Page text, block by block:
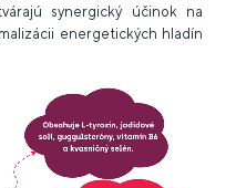
synergický účinok na
energetických hladín